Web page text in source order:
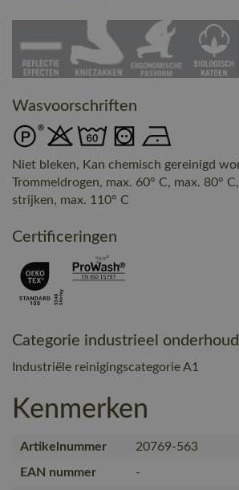
Wasvoorschriften
Niet bleken, Kan chemisch gereinigd
Trommeldrogen, max. 60° C, max. 80°
strijken, max. 110° C
Certificeringen
Categorie industrieel onderhoud
Industriële reinigingscategorie A1
Kenmerken
Artikelnummer
20769-563
EAN nummer
-